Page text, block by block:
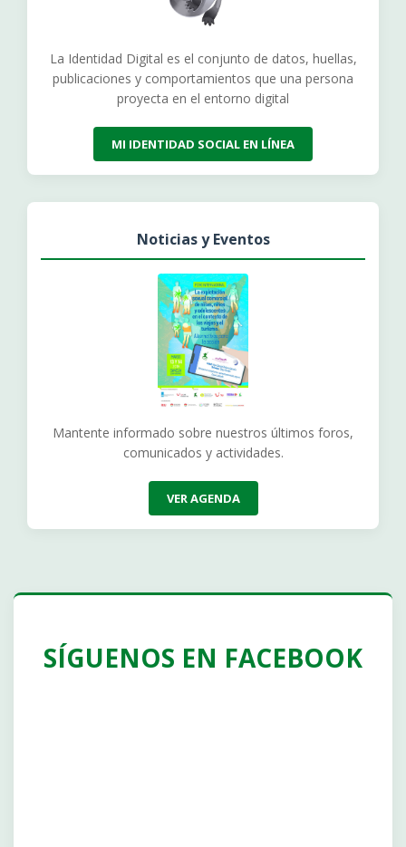
La Identidad Digital es el conjunto de datos, huellas,
publicaciones y comportamientos que una persona
proyecta en el entorno digital
MI IDENTIDAD SOCIAL EN LÍNEA
Noticias y Eventos
Mantente informado sobre nuestros últimos foros,
comunicados y actividades.
VER AGENDA
SÍGUENOS EN FACEBOOK